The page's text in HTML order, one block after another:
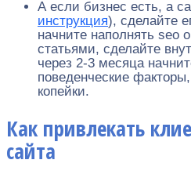
А если бизнес есть, а
инструкция), сделайте
начните наполнять seo
статьями, сделайте
через 2-3 месяца
поведенческие
копейки.
Как привлекать
сайта